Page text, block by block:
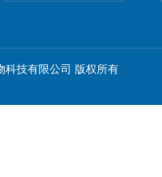
技有限公司 版权所有